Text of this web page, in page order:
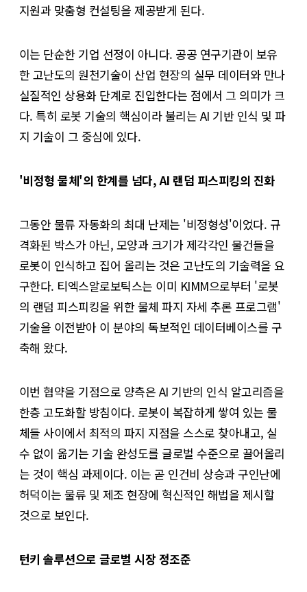
지원과 맞춤형 컨설팅을 제공받게 된다.
이는 단순한 기업 선정이 아니다. 공공 연구기관이 보유
한 고난도의 원천기술이 산업 현장의 실무 데이터와 만나
실질적인 상용화 단계로 진입한다는 점에서 그 의미가 크
다. 특히 로봇 기술의 핵심이라 불리는 AI 기반 인식 및 파
지 기술이 그 중심에 있다.
'비정형 물체'의 한계를 넘다, AI 랜덤 피스피킹의 진화
그동안 물류 자동화의 최대 난제는 '비정형성'이었다. 규
격화된 박스가 아닌, 모양과 크기가 제각각인 물건들을
로봇이 인식하고 집어 올리는 것은 고난도의 기술력을 요
구한다. 티엑스알로보틱스는 이미 KIMM으로부터 '로봇
의 랜덤 피스피킹을 위한 물체 파지 자세 추론 프로그램'
기술을 이전받아 이 분야의 독보적인 데이터베이스를 구
축해 왔다.
이번 협약을 기점으로 양측은 AI 기반의 인식 알고리즘을
한층 고도화할 방침이다. 로봇이 복잡하게 쌓여 있는 물
체들 사이에서 최적의 파지 지점을 스스로 찾아내고, 실
수 없이 옮기는 기술 완성도를 글로벌 수준으로 끌어올리
는 것이 핵심 과제이다. 이는 곧 인건비 상승과 구인난에
허덕이는 물류 및 제조 현장에 혁신적인 해법을 제시할
것으로 보인다.
턴키 솔루션으로 글로벌 시장 정조준